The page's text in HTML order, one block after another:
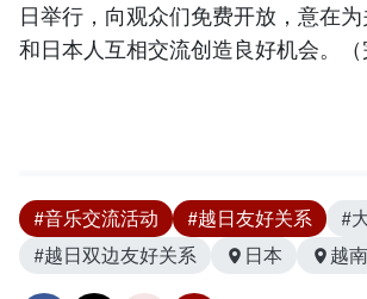
日举行，向观众们免费开放，意在
和日本人互相交流创造良好机会。（
#音乐交流活动 #越日友好关系
#
#越日双边友好关系
日本 越南